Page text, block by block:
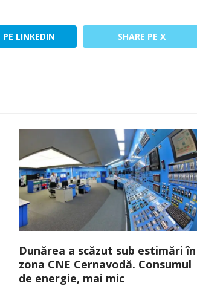
PE LINKEDIN SHARE PE X
Dunărea a scăzut sub estimări în
zona CNE Cernavodă. Consumul
de energie, mai mic